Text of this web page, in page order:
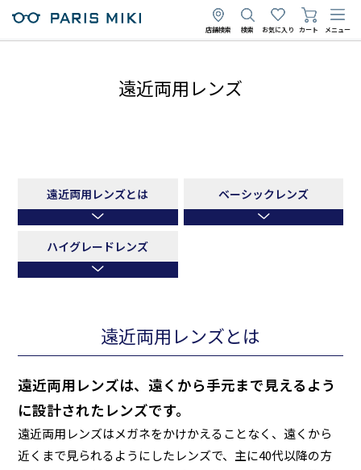
店舗検索 検索 お気に入り カート メニュー
遠近両用レンズ
遠近両用レンズとは ベーシックレンズ
ハイグレードレンズ
遠近両用レンズとは
遠近両用レンズは、遠くから手元まで見えるよう
に設計されたレンズです。
遠近両用レンズはメガネをかけかえることなく、遠くから
近くまで見られるようにしたレンズで、主に40代以降の方